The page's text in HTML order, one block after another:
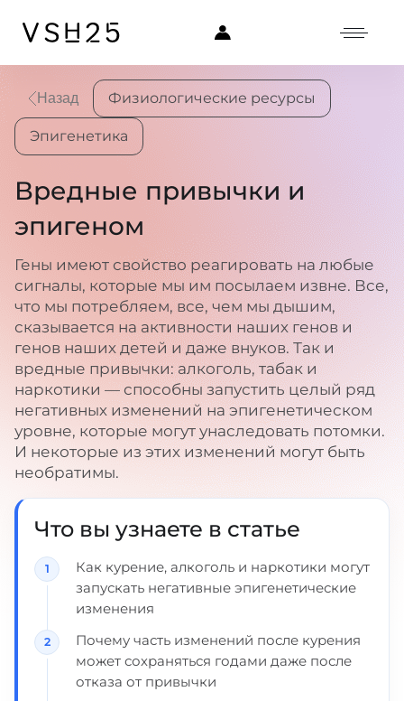
Назад Физиологические ресурсы
Эпигенетика
Вредные привычки и
эпигеном
Гены имеют свойство реагировать на любые
сигналы, которые мы им посылаем извне. Все,
что мы потребляем, все, чем мы дышим,
сказывается на активности наших генов и
генов наших детей и даже внуков. Так и
вредные привычки: алкоголь, табак и
наркотики — способны запустить целый ряд
негативных изменений на эпигенетическом
уровне, которые могут унаследовать потомки.
И некоторые из этих изменений могут быть
необратимы.
Что вы узнаете в статье
Как курение, алкоголь и наркотики могут
запускать негативные эпигенетические
изменения
Почему часть изменений после курения
может сохраняться годами даже после
отказа от привычки